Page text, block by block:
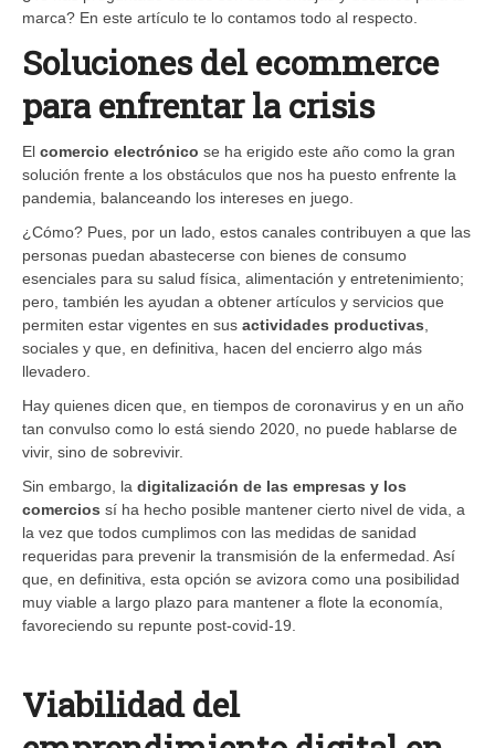
marca? En este artículo te lo contamos todo al respecto.
Soluciones del ecommerce
para enfrentar la crisis
El ​ comercio electrónico se ha erigido este año como la gran
solución frente a los obstáculos que nos ha puesto enfrente la
pandemia, balanceando los intereses en juego.
¿Cómo? Pues, por un lado, estos canales contribuyen a que las
personas puedan abastecerse con bienes de consumo
esenciales para su salud física, alimentación y entretenimiento;
pero, también les ayudan a obtener artículos y servicios que
permiten estar vigentes en sus actividades productivas
sociales y que, en definitiva, hacen del encierro algo más
llevadero.
Hay quienes dicen que, en tiempos de coronavirus y en un año
tan convulso como lo está siendo 2020, no puede hablarse de
vivir, sino de sobrevivir.
Sin embargo, la ​ digitalización de las empresas y los
comercios sí ha hecho posible mantener cierto nivel de vida, a
la vez que todos cumplimos con las medidas de sanidad
requeridas para prevenir la transmisión de la enfermedad. Así
que, en definitiva, esta opción se avizora como una posibilidad
muy viable a largo plazo para mantener a flote la economía,
favoreciendo su repunte post-covid-19.
Viabilidad del